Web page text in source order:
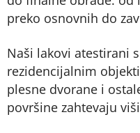
preko osnovnih do
Naši lakovi atestirani
rezidencijalnim
plesne dvorane i
površine zahtevaju